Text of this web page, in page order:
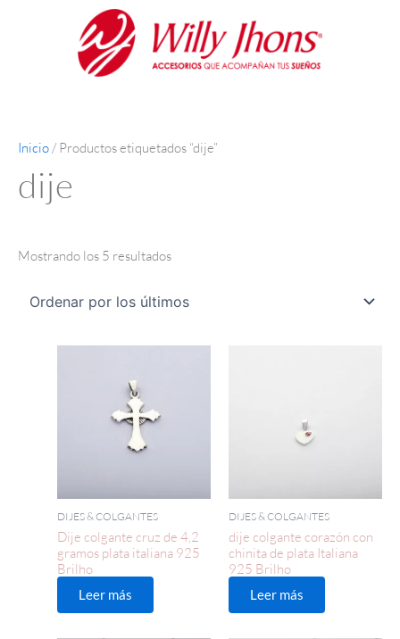
Inicio/ Productos etiquetados “dije”
dije
Mostrando los 5 resultados
por
los
últimos
DIJES & COLGANTES
Dije colgante cruz de 4,2
gramos plata italiana 925
Brilho
Leer más
DIJES & COLGANTES
dije colgante corazón con
chinita de plata Italiana
925 Brilho
Leer más